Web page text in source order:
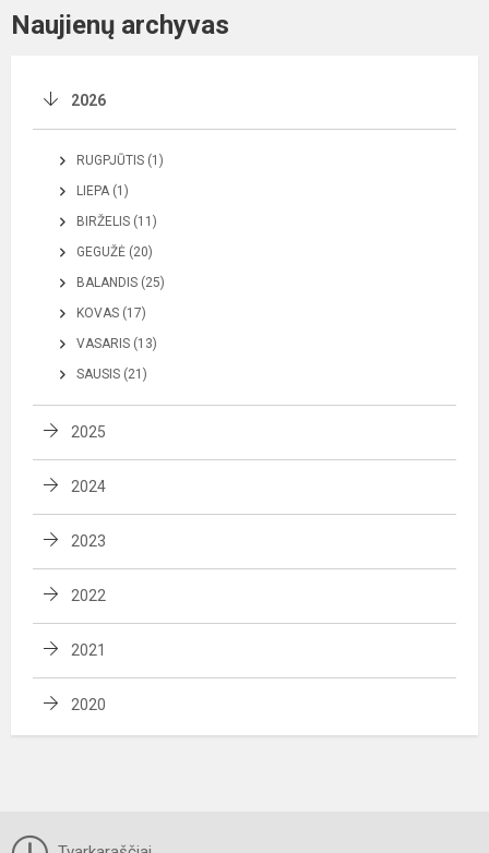
Naujienų archyvas
2026
RUGPJŪTIS (1)
LIEPA (1)
BIRŽELIS (11)
GEGUŽĖ (20)
BALANDIS (25)
KOVAS (17)
VASARIS (13)
SAUSIS (21)
2025
2024
2023
2022
2021
2020